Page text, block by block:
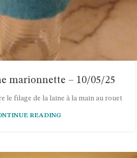
marionnette – 10/05/25
le filage de la laine à la main au rouet
READING